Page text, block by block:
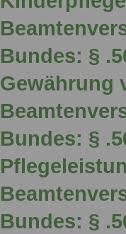
Bundes: §
Gewährung
Bundes: §
Bundes: §